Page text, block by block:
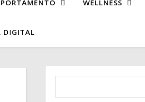
WELLNESS
DIGITAL